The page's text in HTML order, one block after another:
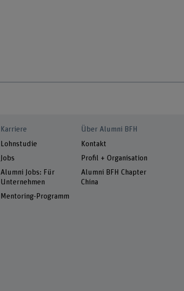
Karriere
Lohnstudie
Jobs
Alumni Jobs: Für
Unternehmen
Mentoring-Programm
Über Alumni BFH
Kontakt
Profil + Organisation
Alumni BFH Chapter
China